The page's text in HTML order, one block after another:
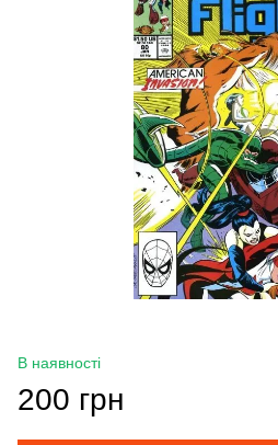
В наявності
200 грн